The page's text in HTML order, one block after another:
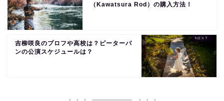
（Kawatsura Rod）の購入方法！
吉柳咲良のプロフや高校は？ピーターパ
ンの公演スケジュールは？